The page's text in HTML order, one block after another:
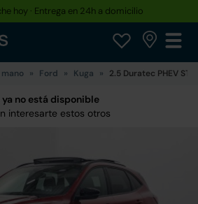
hoy · Entrega en 24h a domicilio
Ford Kuga 2.5 Duratec PHEV
no está disponible
interesarte estos otros